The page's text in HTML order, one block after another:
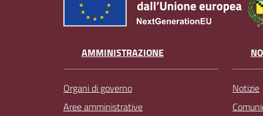
AMMINISTRAZIONE
Organi di governo
Aree amministrative
Notizie